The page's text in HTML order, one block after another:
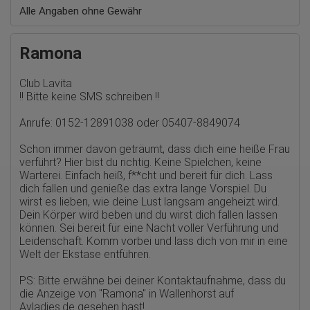
hl=de#gtagjs_google_analytics_4_-_cookie_usage
Erhobene Daten:
Webseiten sowie die von dem Browser übermittelte IP-Adresse
werden übertragen und gespeichert. Dabei können aus den
verarbeiteten Daten pseudonyme Nutzungsprofile der Nutzer
erstellt werden. Diese Informationen wird Google gegebenenfalls
auch an Dritte übertragen, sofern dies gesetzlich
von Google verarbeiten. Die IP-Adresse der Nutzer wird von
Google innerhalb von Mitgliedstaaten der Europäischen Union
oder in anderen Vertragsstaaten des Abkommens über den
Europäischen Wirtschaftsraum gekürzt, dies bedeutet, dass alle
Daten anonym erhoben werden. Nur in Ausnahmefällen wird die
volle IP-Adresse an einen Server von Google in den USA
übertragen und dort gekürzt. Die von dem Browser des Nutzers
übermittelte IP-Adresse wird nicht mit anderen Daten von Google
zusammengeführt.
Erhobene Informationen zum Besucherverhalten sind folgende:
Herkunft (Land und Stadt)
Sprache
Betriebssystem
Alle Angaben ohne Gewähr
Ramona
Club Lavita
!! Bitte keine SMS schreiben !!
Anrufe: 0152-12891038 oder 05407-8849074
Schon immer davon geträumt, dass dich eine heiße Frau
verführt? Hier bist du richtig. Keine Spielchen, keine
Warterei. Einfach heiß, f**cht und bereit für dich. Lass
dich fallen und genieße das extra lange Vorspiel. Du
wirst es lieben, wie deine Lust langsam angeheizt wird.
Dein Körper wird beben und du wirst dich fallen lassen
können. Sei bereit für eine Nacht voller Verführung und
Leidenschaft. Komm vorbei und lass dich von mir in eine
Welt der Ekstase entführen.
PS: Bitte erwähne bei deiner Kontaktaufnahme, dass du
die Anzeige von "Ramona" in Wallenhorst auf
Avladies.de gesehen hast!